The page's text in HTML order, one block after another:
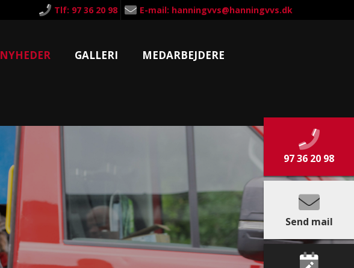
Tlf: 97 36 20 98 E-mail: hanningvvs@hanningvvs.dk
NYHEDER GALLERI MEDARBEJDERE
97 36 20 98
Send mail